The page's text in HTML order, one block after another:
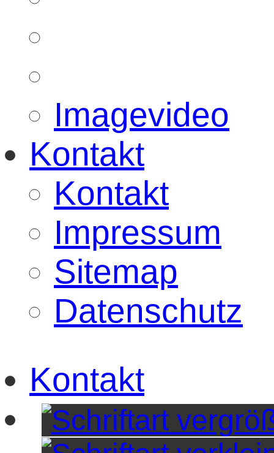
Imagevideo
Kontakt
Kontakt
Impressum
Sitemap
Datenschutz
Kontakt